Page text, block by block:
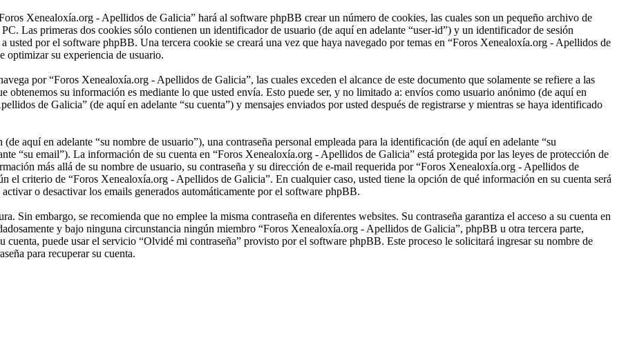
Xenealoxía.org - Apellidos de Galicia” hará al software phpBB crear un número de cookies, las cuales son un pequeño archivo de
Las primeras dos cookies sólo contienen un identificador de usuario (de aquí en adelante “user-id”) y un identificador de sesión
usted por el software phpBB. Una tercera cookie se creará una vez que haya navegado por temas en “Foros Xenealoxía.org - Apellidos de
optimizar su experiencia de usuario.
por “Foros Xenealoxía.org - Apellidos de Galicia”, las cuales exceden el alcance de este documento que solamente se refiere a las
obtenemos su información es mediante lo que usted envía. Esto puede ser, y no limitado a: envíos como usuario anónimo (de aquí en
de Galicia” (de aquí en adelante “su cuenta”) y mensajes enviados por usted después de registrarse y mientras se haya identificado
aquí en adelante “su nombre de usuario”), una contraseña personal empleada para la identificación (de aquí en adelante “su
“su email”). La información de su cuenta en “Foros Xenealoxía.org - Apellidos de Galicia” está protegida por las leyes de protección de
más allá de su nombre de usuario, su contraseña y su dirección de e-mail requerida por “Foros Xenealoxía.org - Apellidos de
el criterio de “Foros Xenealoxía.org - Apellidos de Galicia”. En cualquier caso, usted tiene la opción de qué información en su cuenta será
o desactivar los emails generados automáticamente por el software phpBB.
Sin embargo, se recomienda que no emplee la misma contraseña en diferentes websites. Su contraseña garantiza el acceso a su cuenta en
y bajo ninguna circunstancia ningún miembro “Foros Xenealoxía.org - Apellidos de Galicia”, phpBB u otra tercera parte,
cuenta, puede usar el servicio “Olvidé mi contraseña” provisto por el software phpBB. Este proceso le solicitará ingresar su nombre de
para recuperar su cuenta.